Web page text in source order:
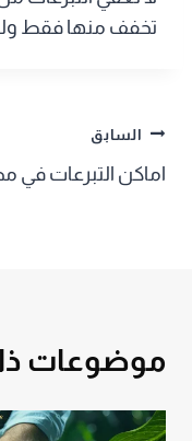
تخفف منها فقط
تصفّح
المقالات
السابق
اماكن التبرعات في
موضوعات